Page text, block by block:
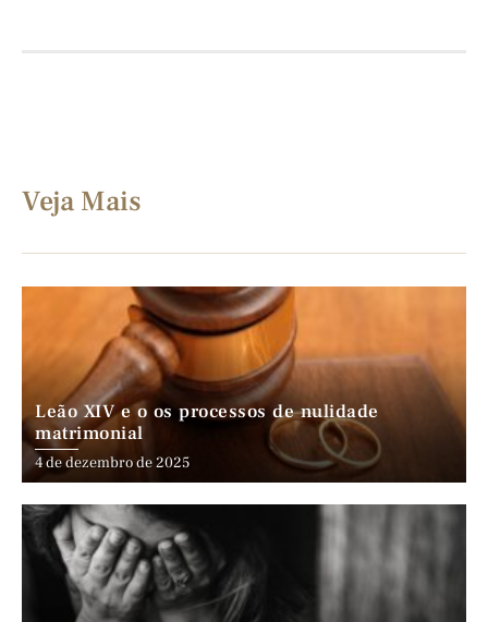
Veja Mais
Leão XIV e o os processos de nulidade
matrimonial
4 de dezembro de 2025